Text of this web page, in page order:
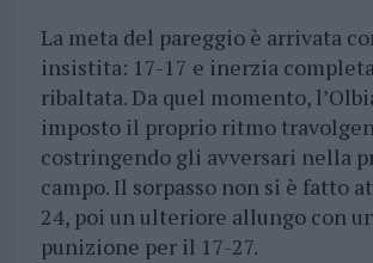
La meta del pareggio è arrivata
insistita: 17-17 e inerzia
ribaltata. Da quel momento,
imposto il proprio ritmo
costringendo gli avversari nella
campo. Il sorpasso non si è fatto
24, poi un ulteriore allungo con
punizione per il 17-27.